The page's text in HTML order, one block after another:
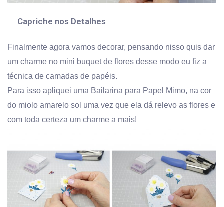
Capriche nos Detalhes
Finalmente agora vamos decorar, pensando nisso quis dar
um charme no mini buquet de flores desse modo eu fiz a
técnica de camadas de papéis.
Para isso apliquei uma Bailarina para Papel Mimo, na cor
do miolo amarelo sol uma vez que ela dá relevo as flores e
com toda certeza um charme a mais!